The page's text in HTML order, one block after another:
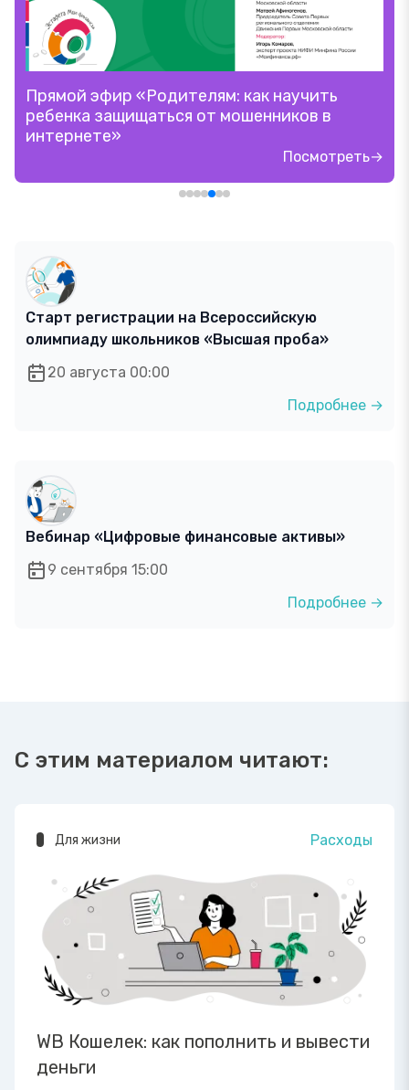
Прямой эфир «Родителям: как научить
ребенка защищаться от мошенников в
интернете»
Посмотреть→
Старт регистрации на Всероссийскую
олимпиаду школьников «Высшая проба»
20 августа 00:00
Подробнее →
Вебинар «Цифровые финансовые активы»
9 сентября 15:00
Подробнее →
С этим материалом читают:
Для жизни Расходы
WB Кошелек: как пополнить и вывести
деньги